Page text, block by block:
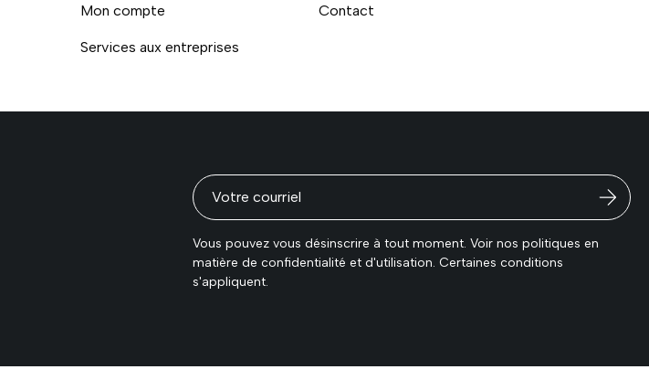
Mon compte
Services aux entreprises
Contact
Vous pouvez vous désinscrire à tout moment. Voir nos politiques en
matière de confidentialité et d'utilisation. Certaines conditions
s'appliquent.